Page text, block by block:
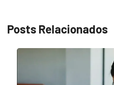
Posts Relacionados